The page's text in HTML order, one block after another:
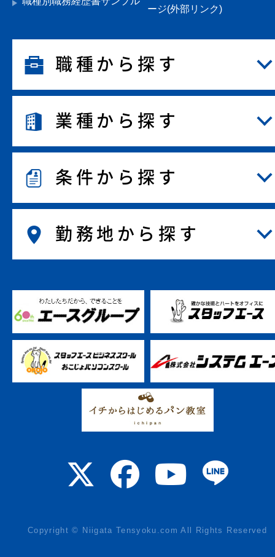
ージ(外部リンク)
職種から探す
業種から探す
条件から探す
勤務地から探す
Copyright © Niigata Tensyoku.com All Rights Reserved